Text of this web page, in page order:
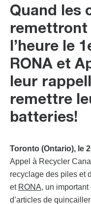
Quand les
remettront
l’heure le
RONA et
leur
remettre
batteries!
Toronto (Ontario), le
Appel à Recycler
recyclage des piles et
et RONA, un
d’articles de